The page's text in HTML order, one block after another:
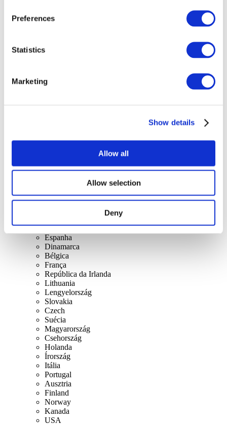
Preferences
Statistics
Marketing
Show details
Allow all
Allow selection
Deny
Concertos
szerint
Suíça
Espanha
Dinamarca
Bélgica
França
República da Irlanda
Lithuania
Lengyelország
Slovakia
Czech
Suécia
Magyarország
Csehország
Holanda
Írország
Itália
Portugal
Ausztria
Finland
Norway
Kanada
USA